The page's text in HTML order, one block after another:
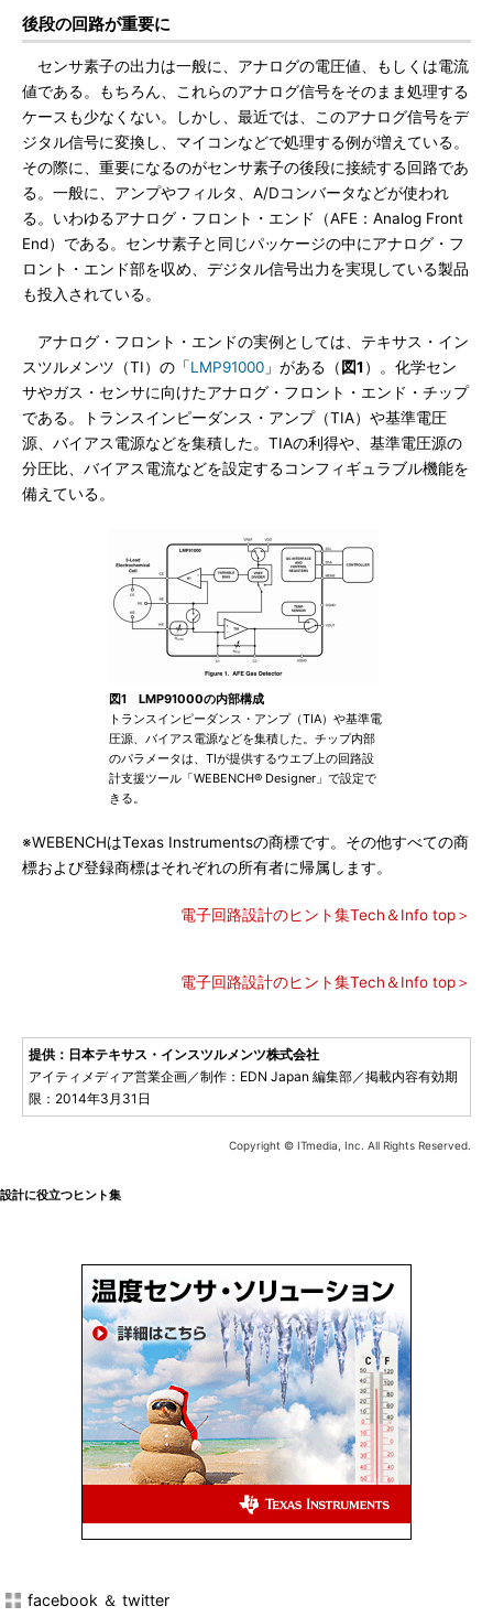
後段の回路が重要に
センサ素子の出力は一般に、アナログの電圧値、もしくは電流
値である。もちろん、これらのアナログ信号をそのまま処理する
ケースも少なくない。しかし、最近では、このアナログ信号をデ
ジタル信号に変換し、マイコンなどで処理する例が増えている。
その際に、重要になるのがセンサ素子の後段に接続する回路であ
る。一般に、アンプやフィルタ、A/Dコンバータなどが使われ
る。いわゆるアナログ・フロント・エンド（AFE：Analog Front
End）である。センサ素子と同じパッケージの中にアナログ・フ
ロント・エンド部を収め、デジタル信号出力を実現している製品
も投入されている。
アナログ・フロント・エンドの実例としては、テキサス・イン
スツルメンツ（TI）の「LMP91000 」がある（ 図1 ）。化学セン
サやガス・センサに向けたアナログ・フロント・エンド・チップ
である。トランスインピーダンス・アンプ（TIA）や基準電圧
源、バイアス電源などを集積した。TIAの利得や、基準電圧源の
分圧比、バイアス電流などを設定するコンフィギュラブル機能を
備えている。
図1 LMP91000の内部構成
トランスインピーダンス・アンプ（TIA）や基準電
圧源、バイアス電源などを集積した。チップ内部
のパラメータは、TIが提供するウエブ上の回路設
計支援ツール「WEBENCH® Designer」で設定で
きる。
※WEBENCHはTexas Instrumentsの商標です。その他すべての商
標および登録商標はそれぞれの所有者に帰属します。
電子回路設計のヒント集Tech＆Info top＞
電子回路設計のヒント集Tech＆Info top＞
提供：日本テキサス・インスツルメンツ株式会社
アイティメディア営業企画／制作：EDN Japan 編集部／掲載内容有効期
限：2014年3月31日
Copyright © ITmedia, Inc. All Rights Reserved.
設計に役立つヒント集
facebook ＆ twitter